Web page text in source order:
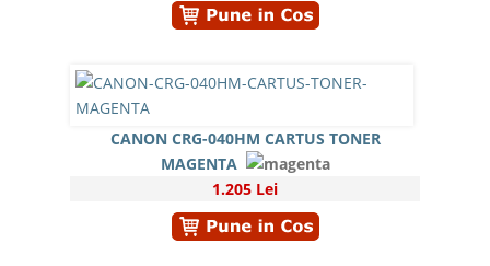
CANON CRG-040HM CARTUS TONER
MAGENTA
1.205 Lei